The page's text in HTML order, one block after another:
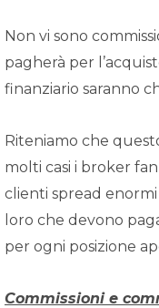
Non vi sono
pagherà per
finanziario saranno
Riteniamo che
molti casi i broker
clienti spread
loro che devono
per ogni posizione
Commissioni e